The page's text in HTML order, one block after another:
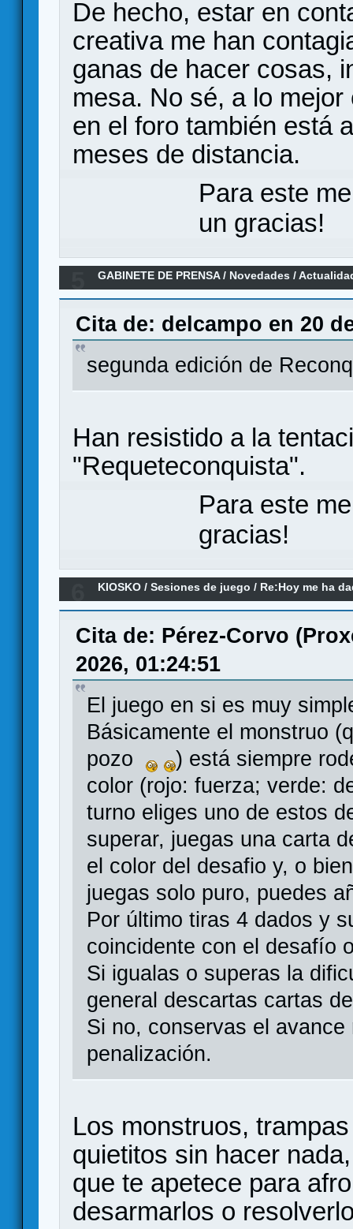
De hecho, estar en
creativa me han
ganas de hacer cosas,
mesa. No sé, a lo
en el foro también está
meses de distancia.
Para este
un gracias!
GABINETE DE PRENSA/ Novedades /
RECONQUISTA
Cita de: delcampo en 20
segunda edición de
Han resistido a la
"Requeteconquista".
Para este
gracias!
KIOSKO /Sesiones de juego / Re:Hoy me ha
remake)
Cita de: Pérez-Corvo
2026, 01:24:51
El juego en si es muy
Básicamente el monstruo
pozo
) está siempre
color (rojo: fuerza; verde:
turno eliges uno de estos
superar, juegas una carta
el color del desafio y, o
juegas solo puro, puedes
Por último tiras 4 dados y
coincidente con el desafío
Si igualas o superas la
general descartas cartas
Si no, conservas el
penalización.
Los monstruos,
quietitos sin hacer
que te apetece para
desarmarlos o